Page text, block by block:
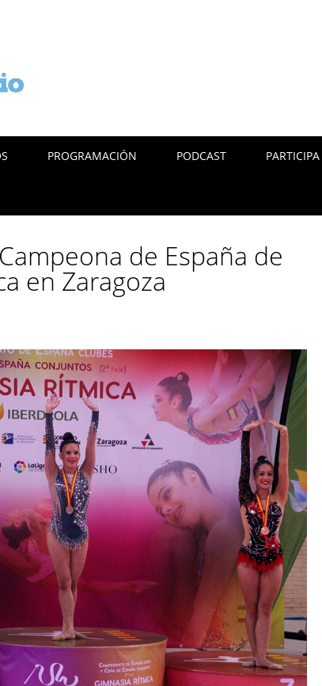
PROGRAMACIÓN PODCAST PARTICIPA
de España de
en Zaragoza